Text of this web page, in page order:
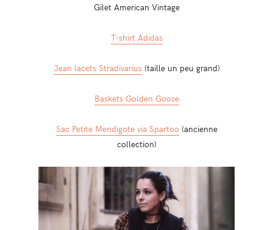
Gilet American Vintage
T-shirt Adidas
Jean lacets Stradivarius(taille un peu grand)
Baskets Golden Goose
Sac Petite Mendigote via Spartoo (ancienne
collection)